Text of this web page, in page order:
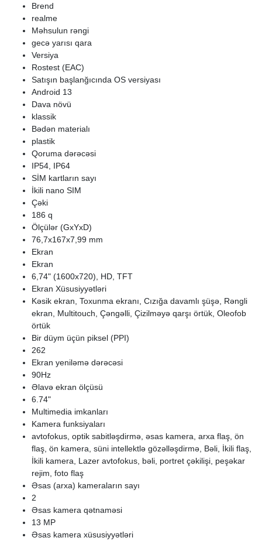
Brend
realme
Məhsulun rəngi
gecə yarısı qara
Versiya
Rostest (EAC)
Satışın başlanğıcında OS versiyası
Android 13
Dava növü
klassik
Bədən materialı
plastik
Qoruma dərəcəsi
IP54, IP64
SİM kartların sayı
İkili nano SIM
Çəki
186 q
Ölçülər (GxYxD)
76,7x167x7,99 mm
Ekran
Ekran
6,74" (1600x720), HD, TFT
Ekran Xüsusiyyətləri
Kəsik ekran, Toxunma ekranı, Cızığa davamlı şüşə, Rəngli
ekran, Multitouch, Çəngəlli, Çizilməyə qarşı örtük, Oleofob
örtük
Bir düym üçün piksel (PPI)
262
Ekran yeniləmə dərəcəsi
90Hz
Əlavə ekran ölçüsü
6.74"
Multimedia imkanları
Kamera funksiyaları
avtofokus, optik sabitləşdirmə, əsas kamera, arxa flaş, ön
flaş, ön kamera, süni intellektlə gözəlləşdirmə, Bəli, İkili flaş,
İkili kamera, Lazer avtofokus, bəli, portret çəkilişi, peşəkar
rejim, foto flaş
Əsas (arxa) kameraların sayı
2
Əsas kamera qətnaməsi
13 MP
Əsas kamera xüsusiyyətləri